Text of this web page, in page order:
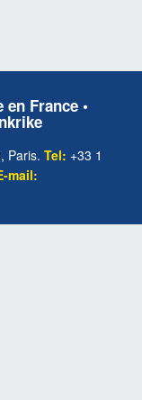
France •
Paris. Tel: +33 1
mail: